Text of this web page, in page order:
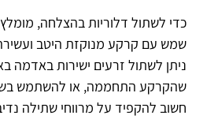
כדי לשתול דלוריות בהצלחה,
שמש עם קרקע מנוקזת היטב
ניתן לשתול זרעים ישירות באדמה
שהקרקע התחממה, או להשתמש
חשוב להקפיד על מרווחי שתילה